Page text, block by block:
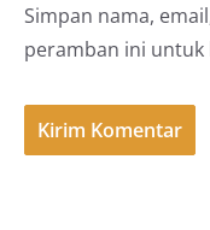
Simpan nama,
peramban ini